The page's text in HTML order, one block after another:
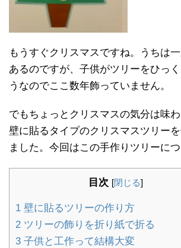
もうすぐクリスマスですね。うちは
あるのですが、子供がツリーをひっ
うなのでここ数年飾っていません。
でもちょっとクリスマスの気分は味
壁に貼るタイプのクリスマスツリー
ました。今回はこの手作りツリーにつ
目次 [閉じる]
1 壁に貼るツリーの作り方
2 ツリーの飾りを折り紙で折る
3 子供と工作って結構大変